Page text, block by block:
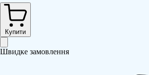
Купити
Швидке замовлення